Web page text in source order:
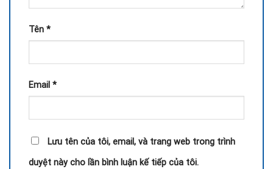
Tên *
Email *
Lưu tên của tôi, email, và trang web trong trình
duyệt này cho lần bình luận kế tiếp của tôi.